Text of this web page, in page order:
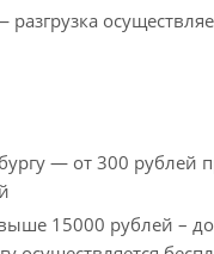
разгрузка
— от 300 рублей
15000 рублей –